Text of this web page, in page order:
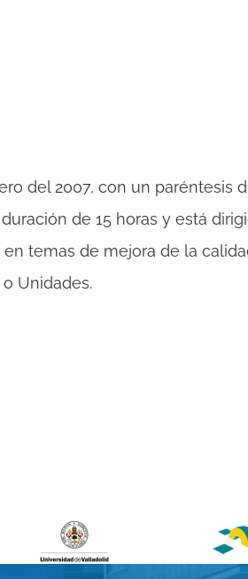
del 2007, con un paréntesis
de 15 horas y está
temas de mejora de la
Unidades.